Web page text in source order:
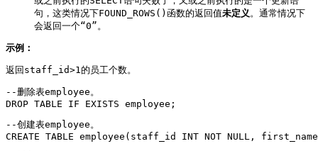
句，这类情况下FOUND_ROWS()函数的返回值未定义。通常情况下
会返回一个“0”。
示例：
返回staff_id>1的员工个数。
--删除表employee。
DROP TABLE IF EXISTS employee;
--创建表employee。
CREATE TABLE employee(staff_id INT NOT NULL, first_name